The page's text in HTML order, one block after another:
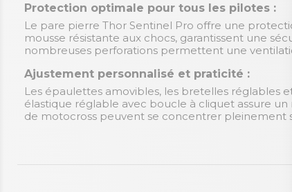
Protection optimale pour tous les pilotes :
Le pare pierre Thor Sentinel Pro offre une
mousse résistante aux chocs, garantissent une
nombreuses perforations permettent une
Ajustement personnalisé et praticité :
Les épaulettes amovibles, les bretelles réglables
élastique réglable avec boucle à cliquet assure
de motocross peuvent se concentrer pleinement